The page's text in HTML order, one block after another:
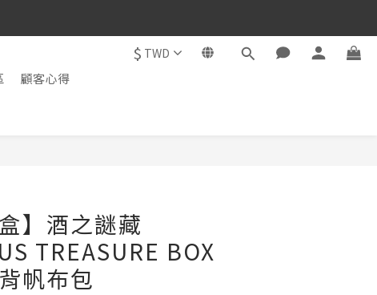
$ TWD
顧客心得
】酒之謎藏
TREASURE BOX
帆布包